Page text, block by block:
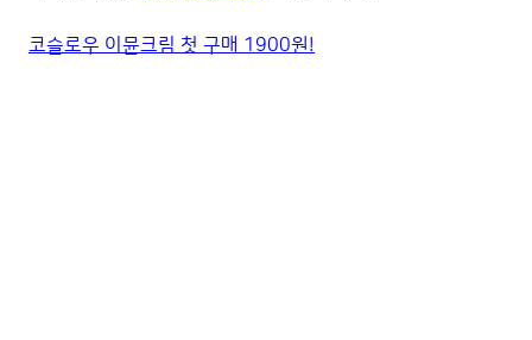
코슬로우 이뮨크림 첫 구매 1900원!